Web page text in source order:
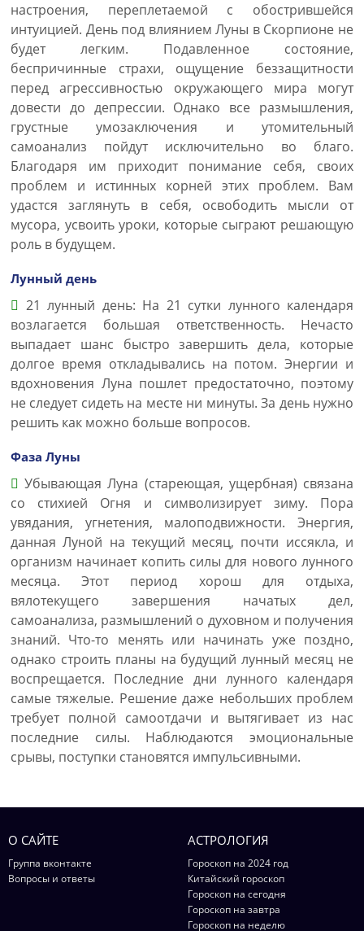
настроения, переплетаемой с обострившейся
интуицией. День под влиянием Луны в Скорпионе не
будет легким. Подавленное состояние,
беспричинные страхи, ощущение беззащитности
перед агрессивностью окружающего мира могут
довести до депрессии. Однако все размышления,
грустные умозаключения и утомительный
самоанализ пойдут исключительно во благо.
Благодаря им приходит понимание себя, своих
проблем и истинных корней этих проблем. Вам
удастся заглянуть в себя, освободить мысли от
мусора, усвоить уроки, которые сыграют решающую
роль в будущем.
Лунный день
21 лунный день: На 21 сутки лунного календаря
возлагается большая ответственность. Нечасто
выпадает шанс быстро завершить дела, которые
долгое время откладывались на потом. Энергии и
вдохновения Луна пошлет предостаточно, поэтому
не следует сидеть на месте ни минуты. За день нужно
решить как можно больше вопросов.
Фаза Луны
Убывающая Луна (стареющая, ущербная) связана
со стихией Огня и символизирует зиму. Пора
увядания, угнетения, малоподвижности. Энергия,
данная Луной на текущий месяц, почти иссякла, и
организм начинает копить силы для нового лунного
месяца. Этот период хорош для отдыха,
вялотекущего завершения начатых дел,
самоанализа, размышлений о духовном и получения
знаний. Что-то менять или начинать уже поздно,
однако строить планы на будущий лунный месяц не
воспрещается. Последние дни лунного календаря
самые тяжелые. Решение даже небольших проблем
требует полной самоотдачи и вытягивает из нас
последние силы. Наблюдаются эмоциональные
срывы, поступки становятся импульсивными.
О САЙТЕ
Группа вконтакте
Вопросы и ответы
АСТРОЛОГИЯ
Гороскоп на 2024 год
Китайский гороскоп
Гороскоп на сегодня
Гороскоп на завтра
Гороскоп на неделю